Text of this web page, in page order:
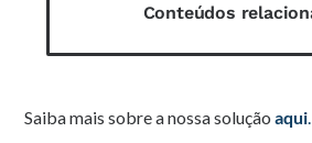
Conteúdos
Saiba mais sobre a nossa solução aqui